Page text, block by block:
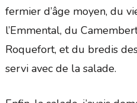
fermier d’âge moyen, du
l’Emmental, du
Roquefort, et du bredis
servi avec de la salade.